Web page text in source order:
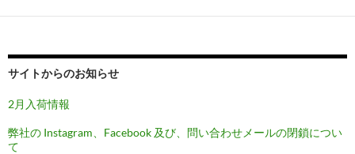
ー
ョ
ン
サイトからのお知らせ
2月入荷情報
弊社の Instagram、Facebook 及び、問い合わせメールの閉鎖につい
て